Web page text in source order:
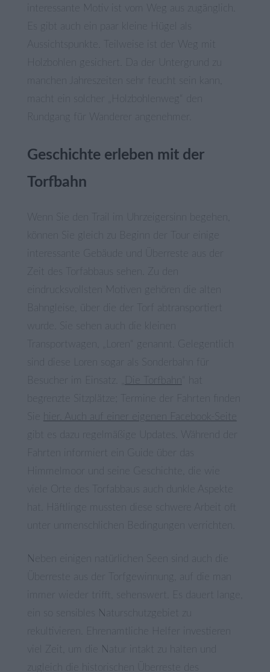
interessante Motiv ist vom Weg aus zugänglich.
Es gibt auch ein paar kleine Hügel als
Aussichtspunkte. Teilweise ist der Weg mit
Holzbohlen gesichert. Da der Untergrund zu
macht ein solcher „Holzbohlenweg“ den
Rundgang für Wanderer angenehmer.
Geschichte erleben mit der
Torfbahn
Wenn Sie den Trail im Uhrzeigersinn begehen,
können Sie gleich zu Beginn der Tour einige
interessante Gebäude und Überreste aus der
eindrucksvollsten Motiven gehören die alten
Bahngleise, über die der Torf abtransportiert
wurde. Sie sehen auch die kleinen
Transportwagen, „Loren“ genannt. Gelegentlich
sind diese Loren sogar als Sonderbahn für
begrenzte Sitzplätze; Termine der Fahrten finden
hier. Auch auf einer eigenen Facebook-Seite
gibt es dazu regelmäßige Updates. Während der
Fahrten informiert ein Guide über das
Himmelmoor und seine Geschichte, die wie
viele Orte des Torfabbaus auch dunkle Aspekte
hat. Häftlinge mussten diese schwere Arbeit oft
unter unmenschlichen Bedingungen verrichten.
Neben einigen natürlichen Seen sind auch die
Überreste aus der Torfgewinnung, auf die man
immer wieder trifft, sehenswert. Es dauert lange,
ein so sensibles Naturschutzgebiet zu
viel Zeit, um die Natur intakt zu halten und
zugleich die historischen Überreste des